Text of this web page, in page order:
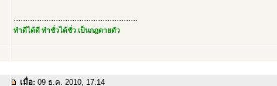
.....................................................
ทำดีได้ดี ทำชั่วได้ชั่ว เป็นกฎตายตัว
เมื่อ: 09 ธ.ค. 2010, 17:14